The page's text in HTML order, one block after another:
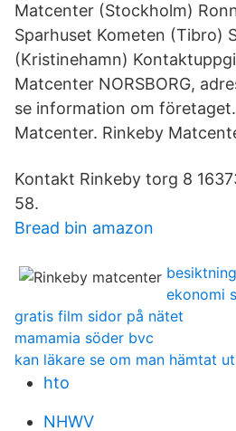
Matcenter (Stockholm)
Sparhuset Kometen (Tibro)
(Kristinehamn)
Matcenter NORSBORG,
se information om
Matcenter. Rinkeby
Kontakt Rinkeby torg 8
58.
Bread bin amazon
ekonomi
gratis film sidor på nätet
mamamia söder bvc
kan läkare se om man hämtat
hto
NHWV